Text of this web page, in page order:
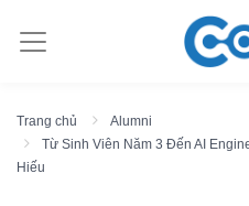
Trang chủ
Alumni
Từ Sinh Viên Năm 3 Đến AI
Hiếu